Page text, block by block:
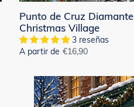
Punto de Cruz
Christmas Village
3 reseñas
A partir de Precio
€16,90
Diamond
Painting